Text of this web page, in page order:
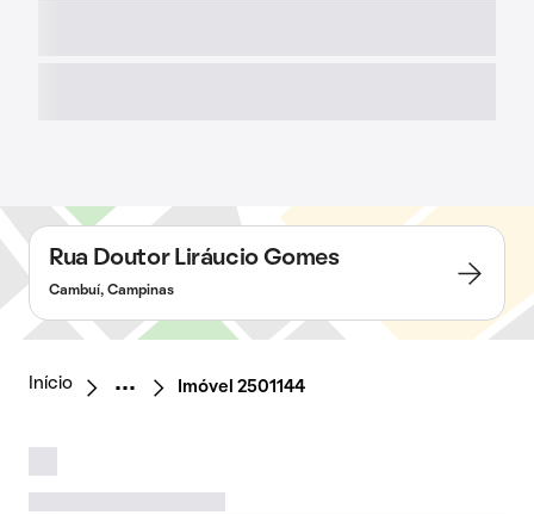
Rua Doutor Liráucio Gomes
Cambuí, Campinas
Início Imóvel 2501144